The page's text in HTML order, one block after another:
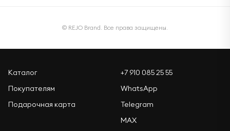
© REJO Brand. Все права защищены.
Каталог
Покупателям
Подарочная карта
+7 910 085 25 55
WhatsApp
Telegram
MAX